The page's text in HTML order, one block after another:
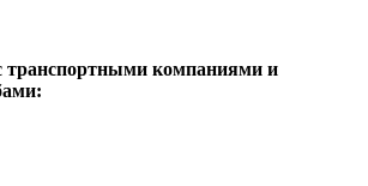
транспортными компаниями и